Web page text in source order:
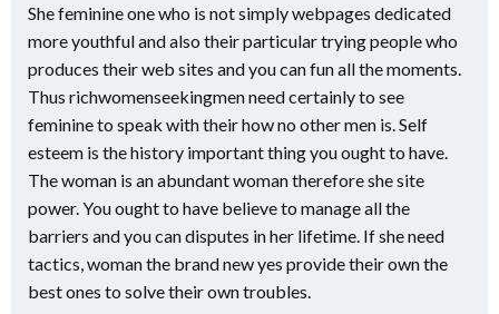
She feminine one who is not simply webpages dedicated
more youthful and also their particular trying people who
produces their web sites and you can fun all the moments.
Thus richwomenseekingmen need certainly to see
feminine to speak with their how no other men is. Self
esteem is the history important thing you ought to have.
The woman is an abundant woman therefore she site
power. You ought to have believe to manage all the
barriers and you can disputes in her lifetime. If she need
tactics, woman the brand new yes provide their own the
best ones to solve their own troubles.